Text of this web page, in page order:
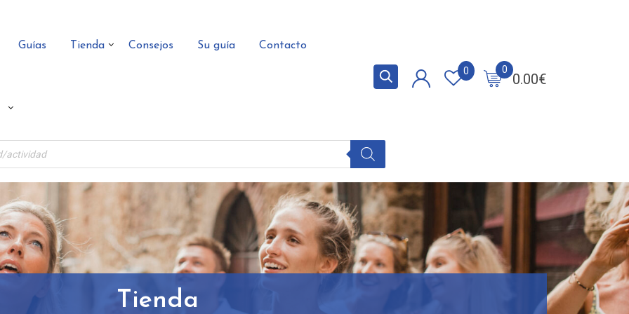
Guías Tienda Consejos Su guía Contacto
0.00€
0
0
Tienda